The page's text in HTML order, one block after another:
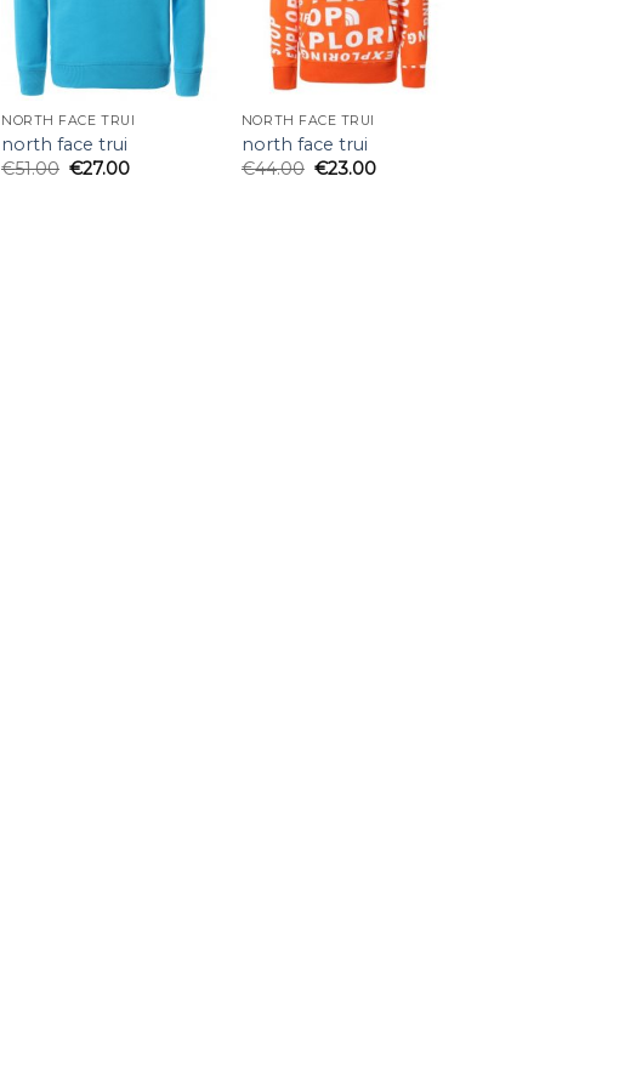
NORTH FACE TRUI
north face trui
€51.00 €27.00
NORTH FACE TRUI
north face trui
€44.00 €23.00